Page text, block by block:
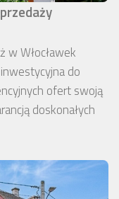
w Włocławek
do
ofert swoją
doskonałych